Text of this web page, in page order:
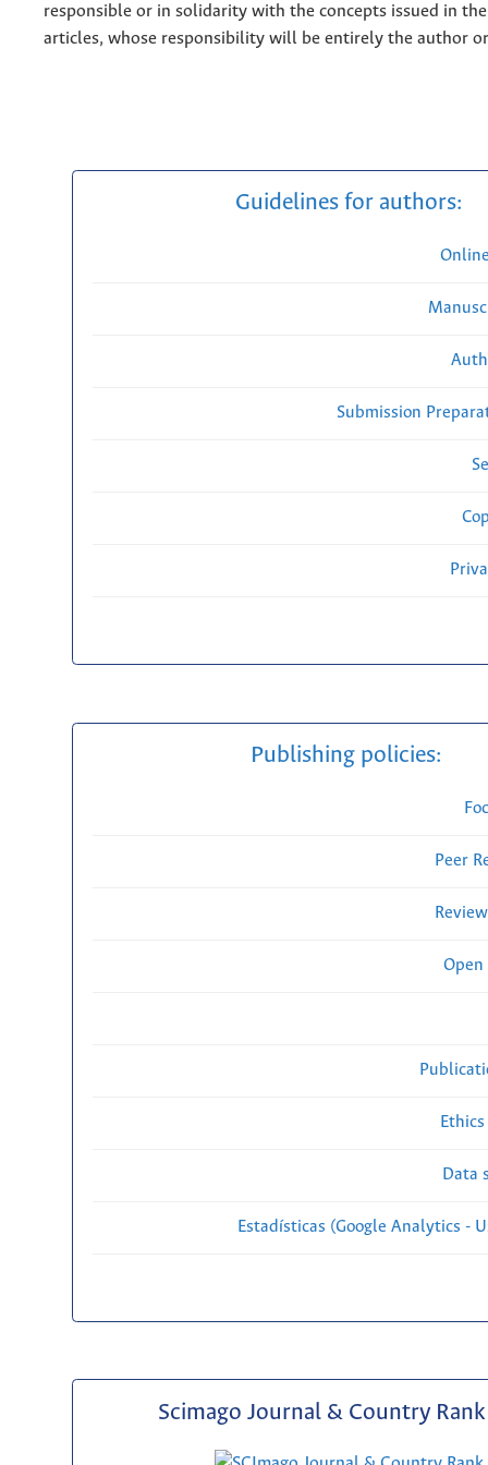
responsible or in solidarity with the concepts issued in
articles, whose responsibility will be entirely the author
Guidelines for authors:
Submission
Publishing policies:
Peer
Open
Data
Estadísticas (Google Analytics -
Scimago Journal & Country Rank